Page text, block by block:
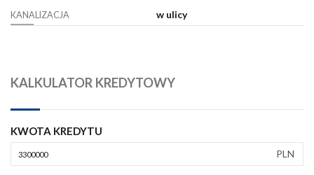
KANALIZACJA w ulicy
KALKULATOR KREDYTOWY
KWOTA KREDYTU
PLN